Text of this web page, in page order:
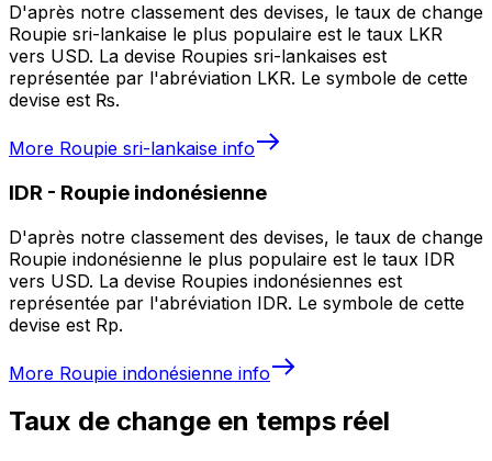
D'après notre classement des devises, le taux de change
Roupie sri-lankaise le plus populaire est le taux LKR
vers USD. La devise Roupies sri-lankaises est
représentée par l'abréviation LKR. Le symbole de cette
devise est ₨.
More Roupie sri-lankaise info
IDR - Roupie indonésienne
D'après notre classement des devises, le taux de change
Roupie indonésienne le plus populaire est le taux IDR
vers USD. La devise Roupies indonésiennes est
représentée par l'abréviation IDR. Le symbole de cette
devise est Rp.
More Roupie indonésienne info
Taux de change en temps réel